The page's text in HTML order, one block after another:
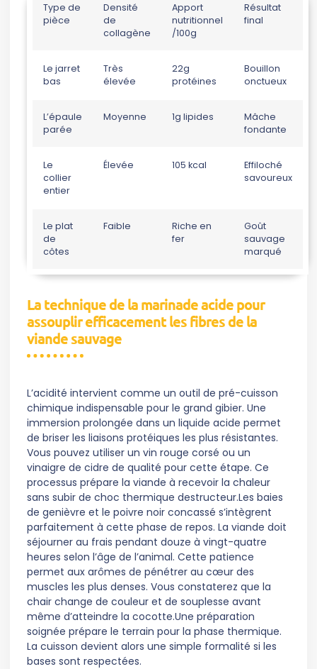
Type de
pièce
Densité
de
collagène
Apport
nutritionnel
/100g
Résultat
final
Le jarret
bas
Très
élevée
22g
protéines
Bouillon
onctueux
L’épaule
parée
Moyenne 1g lipides
Mâche
fondante
Le
collier
entier
Élevée 105 kcal
Effiloché
savoureux
Le plat
de
côtes
Faible
Riche en
fer
Goût
sauvage
marqué
La technique de la marinade acide pour
assouplir efficacement les fibres de la
viande sauvage
L’acidité intervient comme un outil de pré-cuisson
chimique indispensable pour le grand gibier. Une
immersion prolongée dans un liquide acide permet
de briser les liaisons protéiques les plus résistantes.
Vous pouvez utiliser un vin rouge corsé ou un
vinaigre de cidre de qualité pour cette étape. Ce
processus prépare la viande à recevoir la chaleur
sans subir de choc thermique destructeur.Les baies
de genièvre et le poivre noir concassé s’intègrent
parfaitement à cette phase de repos. La viande doit
séjourner au frais pendant douze à vingt-quatre
heures selon l’âge de l’animal. Cette patience
permet aux arômes de pénétrer au cœur des
muscles les plus denses. Vous constaterez que la
chair change de couleur et de souplesse avant
même d’atteindre la cocotte.Une préparation
soignée prépare le terrain pour la phase thermique.
La cuisson devient alors une simple formalité si les
bases sont respectées.